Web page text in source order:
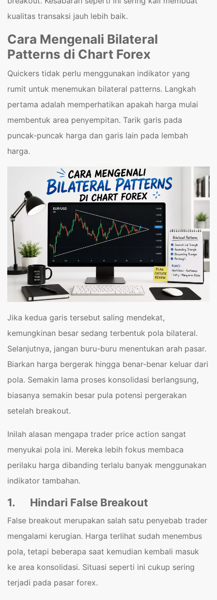
kualitas transaksi jauh lebih baik.
Cara Mengenali Bilateral
Patterns di Chart Forex
Quickers tidak perlu menggunakan indikator yang
rumit untuk menemukan bilateral patterns. Langkah
pertama adalah memperhatikan apakah harga mulai
membentuk area penyempitan. Tarik garis pada
puncak-puncak harga dan garis lain pada lembah
harga.
Jika kedua garis tersebut saling mendekat,
kemungkinan besar sedang terbentuk pola bilateral.
Selanjutnya, jangan buru-buru menentukan arah pasar.
Biarkan harga bergerak hingga benar-benar keluar dari
pola. Semakin lama proses konsolidasi berlangsung,
biasanya semakin besar pula potensi pergerakan
setelah breakout.
Inilah alasan mengapa trader price action sangat
menyukai pola ini. Mereka lebih fokus membaca
perilaku harga dibanding terlalu banyak menggunakan
indikator tambahan.
1. Hindari False Breakout
False breakout merupakan salah satu penyebab trader
mengalami kerugian. Harga terlihat sudah menembus
pola, tetapi beberapa saat kemudian kembali masuk
ke area konsolidasi. Situasi seperti ini cukup sering
terjadi pada pasar forex.